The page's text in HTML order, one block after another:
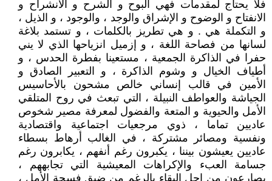
فلا يحتاج لمقدمات فهي البوح و الشرح و الانشراح و
الانفتاح و الوضوح و الإشراق والوجد ، والوجود ، و الذيل ،
و التكملة هي . و هي تطريز بالكلمات ، و تستمد بلاغة
لسانها من فصاحة اللغة ، و إزميل انزياحها الذي لا يني
حفرا في الذاكرة الجمعية ، مستعينا بفطرة الحدس ، و
أطياف الخيال و وشوم الذاكرة ، و التعبير الصادق و
الأمين في قالب إنساني خالص مشحون بالأحاسيس
الجياشة والعواطف النبيلة ، التي تبعث في روح المتلقي
الأمل والحيوية و المتعة والفضول لمعرفة مصير شخوص
عاديين تماما ، ذوي مرجعيات اجتماعية واقتصادية
ونفسية ومصائر مشتركة ، في الغالب أرهاط بسطاء
عاديين يعيشون بيننا ، يكبرون رغم أنفهم ، يكابرون رغم
جسامة العبء والإكراهات المعيشية التي تجابههم ،
يصارعون من اجل البقاء بالرغم من ضيق فسحة الأمل ،